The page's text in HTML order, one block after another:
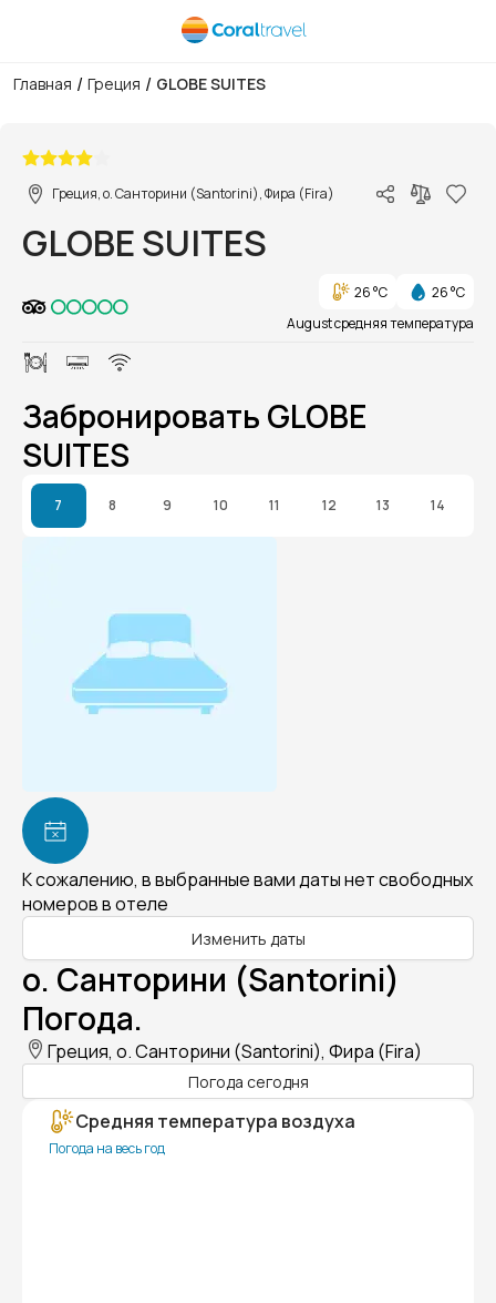
Главная / Греция / GLOBE SUITES
Греция, о. Санторини (Santorini), Фира (Fira)
GLOBE SUITES
26 °C
26 °C
August средняя температура
Забронировать GLOBE
SUITES
7 8 9 10 11 12 13 14
К сожалению, в выбранные вами даты нет свободных
номеров в отеле
Изменить даты
о. Санторини (Santorini)
Погода.
Греция, о. Санторини (Santorini), Фира (Fira)
Погода сегодня
Средняя температура воздуха
Погода на весь год